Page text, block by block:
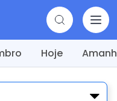
Hoje